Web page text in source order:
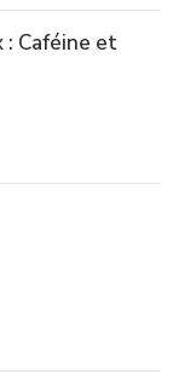
: Caféine et